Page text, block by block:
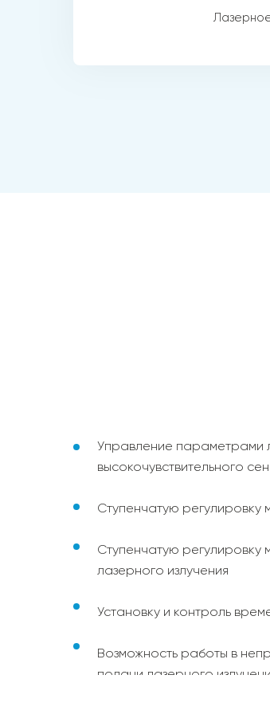
Управление параметрами
высокочувствительного
Ступенчатую регулировку
Ступенчатую регулировку
лазерного излучения
Установку и контроль
Возможность работы в
подачи лазерного